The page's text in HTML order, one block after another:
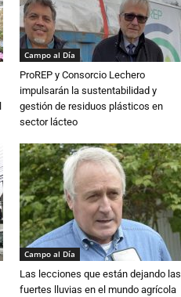
Campo al Día
ProREP y Consorcio Lechero
impulsarán la sustentabilidad y
gestión de residuos plásticos en
sector lácteo
Campo al Día
Las lecciones que están dejando las
fuertes lluvias en el mundo agrícola